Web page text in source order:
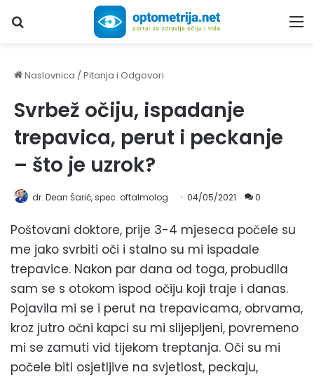
Upiši traženi pojam...
Naslovnica /Pitanja i Odgovori
Svrbež očiju, ispadanje
trepavica, perut i peckanje
– što je uzrok?
dr. Dean Šarić, spec. oftalmolog 04/05/2021 0
Poštovani doktore, prije 3-4 mjeseca počele su
me jako svrbiti oči i stalno su mi ispadale
trepavice. Nakon par dana od toga, probudila
sam se s otokom ispod očiju koji traje i danas.
Pojavila mi se i perut na trepavicama, obrvama,
kroz jutro očni kapci su mi slijepljeni, povremeno
mi se zamuti vid tijekom treptanja. Oči su mi
počele biti osjetljive na svjetlost, peckaju,